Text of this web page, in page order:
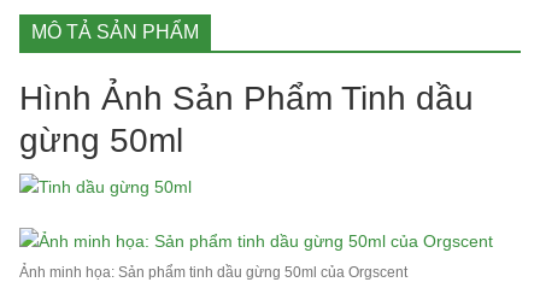
MÔ TẢ SẢN PHẨM
Hình Ảnh Sản Phẩm Tinh dầu
gừng 50ml
Ảnh minh họa: Sản phẩm tinh dầu gừng 50ml của Orgscent